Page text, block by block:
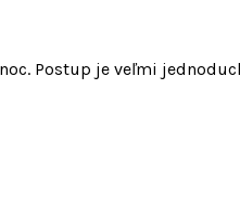
Postup je veľmi